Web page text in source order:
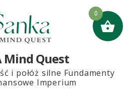
Mind Quest
i połóż silne Fundamenty
Imperium
0